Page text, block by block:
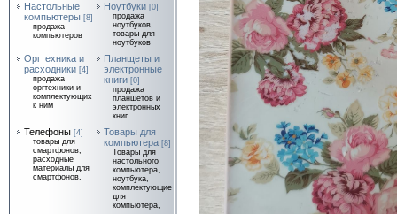
Настольные
компьютеры [8]
продажа
компьютеров
Ноутбуки [0]
продажа
ноутбуков,
товары для
ноутбуков
Оргтехника и
расходники [4]
продажа
оргтехники и
комплектующих
к ним
Планщеты и
электронные
книги [0]
продажа
планшетов и
электронных
книг
Телефоны [4]
товары для
смартфонов,
расходные
материалы для
смартфонов,
Товары для
компьютера [8]
Товары для
настольного
компьютера,
ноутбука,
комплектующие
для
компьютера,